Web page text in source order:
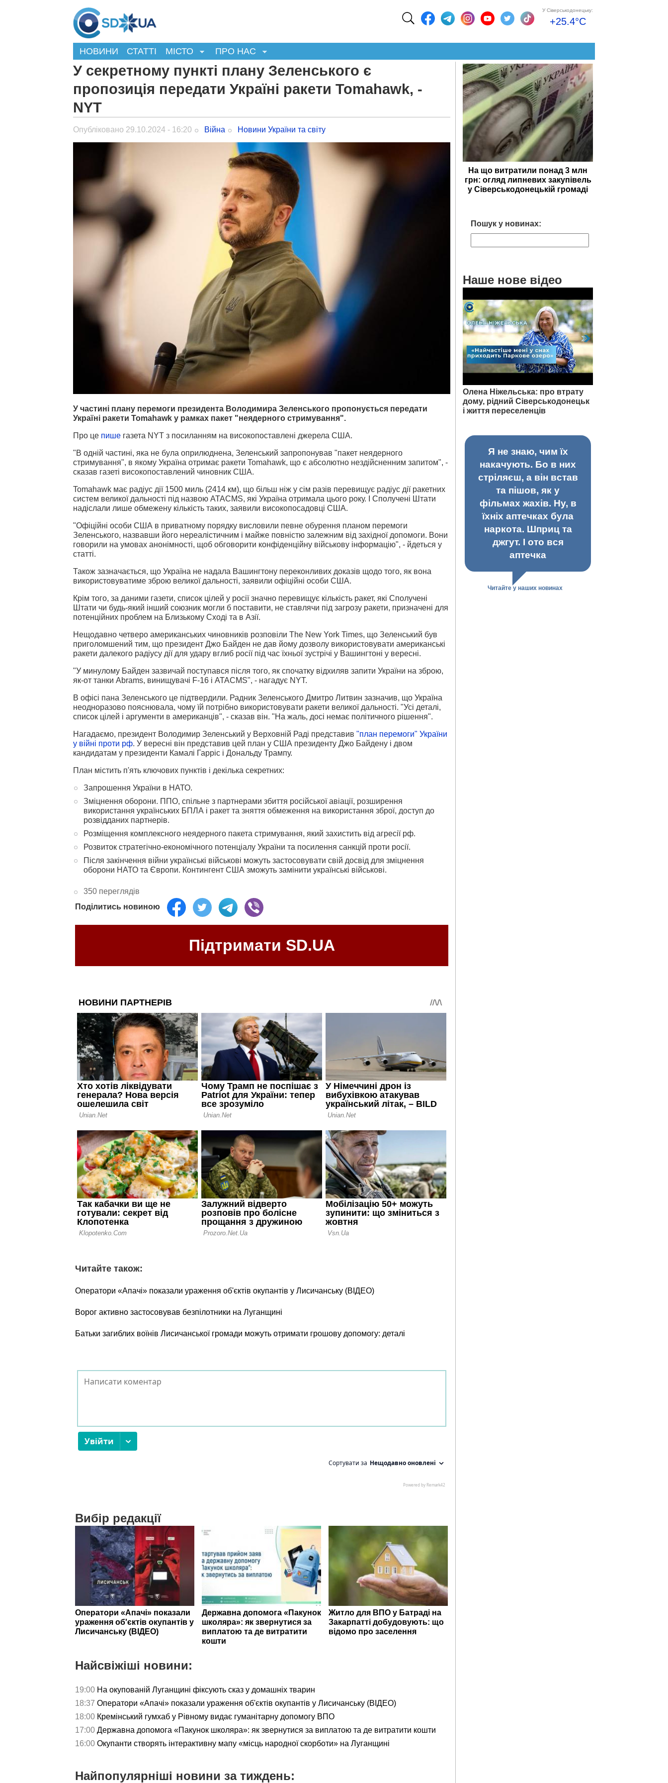
У Сіверськодонецьку:
+25.4°C
НОВИНИ СТАТТІ МІСТО ПРО НАС
У секретному пункті плану Зеленського є
пропозиція передати Україні ракети Tomahawk, -
NYT
Опубліковано 29.10.2024 - 16:20 Війна Новини України та світу
У частині плану перемоги президента Володимира Зеленського пропонується передати
Україні ракети Tomahawk у рамках пакет "неядерного стримування".
Про це пише газета NYT з посиланням на високопоставлені джерела США.
"В одній частині, яка не була оприлюднена, Зеленський запропонував "пакет неядерного
стримування", в якому Україна отримає ракети Tomahawk, що є абсолютно нездійсненним запитом", -
сказав газеті високопоставлений чиновник США.
Tomahawk має радіус дії 1500 миль (2414 км), що більш ніж у сім разів перевищує радіус дії ракетних
систем великої дальності під назвою ATACMS, які Україна отримала цього року. І Сполучені Штати
надіслали лише обмежену кількість таких, заявили високопосадовці США.
"Офіційні особи США в приватному порядку висловили певне обурення планом перемоги
Зеленського, назвавши його нереалістичним і майже повністю залежним від західної допомоги. Вони
говорили на умовах анонімності, щоб обговорити конфіденційну військову інформацію", - йдеться у
статті.
Також зазначається, що Україна не надала Вашингтону переконливих доказів щодо того, як вона
використовуватиме зброю великої дальності, заявили офіційні особи США.
Крім того, за даними газети, список цілей у росії значно перевищує кількість ракет, які Сполучені
Штати чи будь-який інший союзник могли б поставити, не ставлячи під загрозу ракети, призначені для
потенційних проблем на Близькому Сході та в Азії.
Нещодавно четверо американських чиновників розповіли The New York Times, що Зеленський був
приголомшений тим, що президент Джо Байден не дав йому дозволу використовувати американські
ракети далекого радіусу дії для удару вглиб росії під час їхньої зустрічі у Вашингтоні у вересні.
"У минулому Байден зазвичай поступався після того, як спочатку відхиляв запити України на зброю,
як-от танки Abrams, винищувачі F-16 і ATACMS", - нагадує NYT.
В офісі пана Зеленського це підтвердили. Радник Зеленського Дмитро Литвин зазначив, що Україна
неодноразово пояснювала, чому їй потрібно використовувати ракети великої дальності. "Усі деталі,
список цілей і аргументи в американців", - сказав він. "На жаль, досі немає політичного рішення".
Нагадаємо, президент Володимир Зеленський у Верховній Раді представив "план перемоги" України
у війні проти рф. У вересні він представив цей план у США президенту Джо Байдену і двом
кандидатам у президенти Камалі Гарріс і Дональду Трампу.
План містить п'ять ключових пунктів і декілька секретних:
Запрошення України в НАТО.
Зміцнення оборони. ППО, спільне з партнерами збиття російської авіації, розширення
використання українських БПЛА і ракет та зняття обмеження на використання зброї, доступ до
розвідданих партнерів.
Розміщення комплексного неядерного пакета стримування, який захистить від агресії рф.
Розвиток стратегічно-економічного потенціалу України та посилення санкцій проти росії.
Після закінчення війни українські військові можуть застосовувати свій досвід для зміцнення
оборони НАТО та Європи. Контингент США зможуть замінити українські військові.
350 переглядів
Поділитись новиною
Підтримати SD.UA
Читайте також:
Оператори «Апачі» показали ураження об'єктів окупантів у Лисичанську (ВІДЕО)
Ворог активно застосовував безпілотники на Луганщині
Батьки загиблих воїнів Лисичанської громади можуть отримати грошову допомогу: деталі
Вибір редакції
Оператори «Апачі» показали
ураження об'єктів окупантів у
Лисичанську (ВІДЕО)
Державна допомога «Пакунок
школяра»: як звернутися за
виплатою та де витратити
кошти
Житло для ВПО у Батраді на
Закарпатті добудовують: що
відомо про заселення
Найсвіжіші новини:
19:00 На окупованій Луганщині фіксують сказ у домашніх тварин
18:37 Оператори «Апачі» показали ураження об'єктів окупантів у Лисичанську (ВІДЕО)
18:00 Кремінський гумхаб у Рівному видає гуманітарну допомогу ВПО
17:00 Державна допомога «Пакунок школяра»: як звернутися за виплатою та де витратити кошти
16:00 Окупанти створять інтерактивну мапу «місць народної скорботи» на Луганщині
Найпопулярніші новини за тиждень:
На що витратили понад 3 млн
грн: огляд липневих закупівель
у Сіверськодонецькій громаді
Пошук у новинах:
Наше нове відео
Олена Ніжельська: про втрату
дому, рідний Сіверськодонецьк
і життя переселенців
Я не знаю, чим їх
накачують. Бо в них
стріляєш, а він встав
та пішов, як у
фільмах жахів. Ну, в
їхніх аптечках була
наркота. Шприц та
джгут. І ото вся
аптечка
Читайте у наших новинах